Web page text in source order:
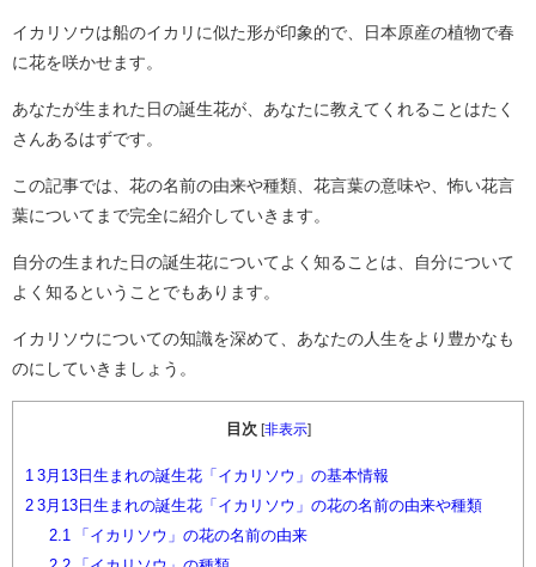
イカリソウは船のイカリに似た形が印象的で、日本原産の植物で春
に花を咲かせます。
あなたが生まれた日の誕生花が、あなたに教えてくれることはたく
さんあるはずです。
この記事では、花の名前の由来や種類、花言葉の意味や、怖い花言
葉についてまで完全に紹介していきます。
自分の生まれた日の誕生花についてよく知ることは、自分について
よく知るということでもあります。
イカリソウについての知識を深めて、あなたの人生をより豊かなも
のにしていきましょう。
目次 [非表示]
1 3月13日生まれの誕生花「イカリソウ」の基本情報
2 3月13日生まれの誕生花「イカリソウ」の花の名前の由来や種類
2.1
「イカリソウ」の花の名前の由来